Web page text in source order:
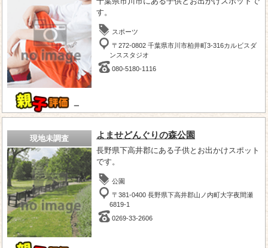
－
す。
スポーツ
〒272-0802 千葉県市川市柏井町3-316カルビスダ
ンススタジオ
080-5180-1116
現地未調査 よませどんぐりの森公園
長野県下高井郡にある子供とお出かけスポット
です。
公園
〒381-0400 長野県下高井郡山ノ内町大字夜間瀬
6819-1
0269-33-2606